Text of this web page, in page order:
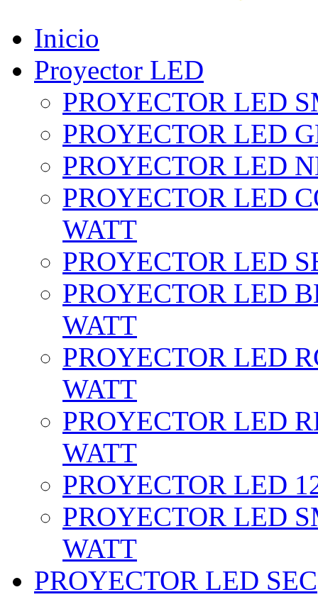
Inicio
Proyector LED
PROYECTOR LED
PROYECTOR LED
PROYECTOR LED
PROYECTOR LED
WATT
PROYECTOR LED
PROYECTOR LED
WATT
PROYECTOR LED
WATT
PROYECTOR LED
WATT
PROYECTOR LED
PROYECTOR LED
WATT
PROYECTOR LED SEC